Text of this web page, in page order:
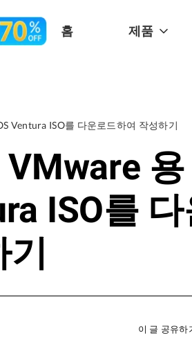
홈 제품
Ventura ISO를 다운로드하여 작성하기
용
ISO를
기
이 글 공유하